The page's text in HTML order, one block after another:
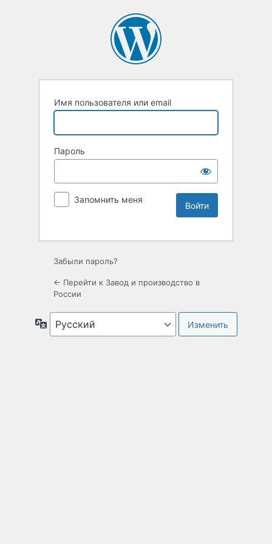
Имя пользователя или email
Пароль
Запомнить меня
Забыли пароль?
← Перейти к Завод и производство в
России
Язык